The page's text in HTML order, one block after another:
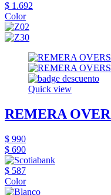
$ 1.692
Color
Quick view
REMERA
$ 990
$ 690
$ 587
Color